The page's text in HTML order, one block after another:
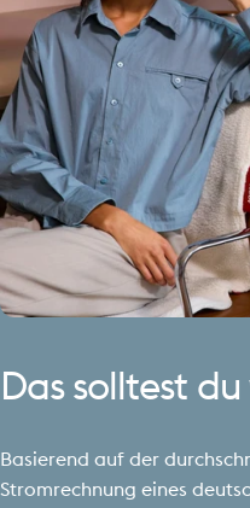
Das solltest du
Basierend auf der
Stromrechnung eines